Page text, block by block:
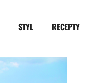
STYL RECEPTY